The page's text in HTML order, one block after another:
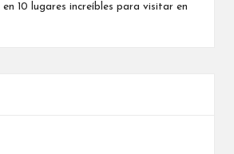
en 10 lugares increíbles para visitar en